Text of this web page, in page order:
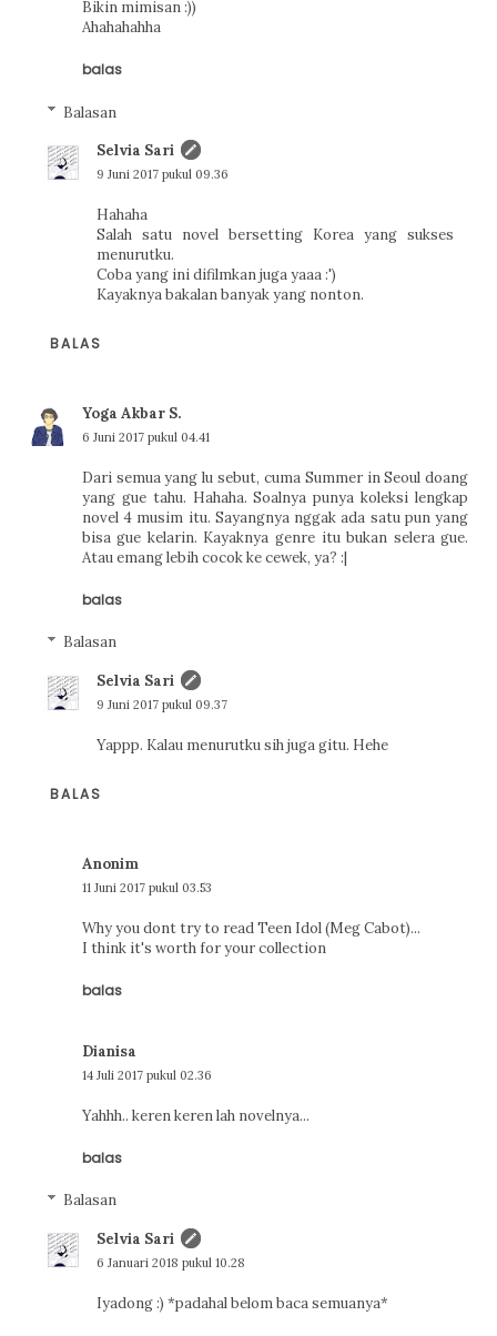
Bikin mimisan :))
Ahahahahha
balas
Balasan
Selvia Sari
9 Juni 2017 pukul 09.36
Hahaha
Salah satu novel bersetting Korea yang sukses
menurutku.
Coba yang ini difilmkan juga yaaa :')
Kayaknya bakalan banyak yang nonton.
BALAS
Yoga Akbar S.
6 Juni 2017 pukul 04.41
Dari semua yang lu sebut, cuma Summer in Seoul doang
yang gue tahu. Hahaha. Soalnya punya koleksi lengkap
novel 4 musim itu. Sayangnya nggak ada satu pun yang
bisa gue kelarin. Kayaknya genre itu bukan selera gue.
Atau emang lebih cocok ke cewek, ya? :|
balas
Balasan
Selvia Sari
9 Juni 2017 pukul 09.37
Yappp. Kalau menurutku sih juga gitu. Hehe
BALAS
Anonim
11 Juni 2017 pukul 03.53
Why you dont try to read Teen Idol (Meg Cabot)...
I think it's worth for your collection
balas
Dianisa
14 Juli 2017 pukul 02.36
Yahhh.. keren keren lah novelnya...
balas
Balasan
Selvia Sari
6 Januari 2018 pukul 10.28
Iyadong :) *padahal belom baca semuanya*